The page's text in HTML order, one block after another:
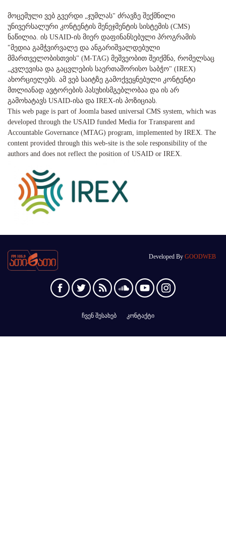
მოცემული ვებ გვერდი „ჯუმლას" ძრავზე შექმნილი
უნივერსალური კონტენტის მენეჯმენტის სისტემის (CMS)
ნაწილია. ის USAID-ის მიერ დაფინანსებული პროგრამის
"მედია გამჭვირვალე და ანგარიშვალდებული
მმართველობისთვის" (M-TAG) მეშვეობით შეიქმნა, რომელსაც
„კვლევისა და გაცვლების საერთაშორისო საბჭო" (IREX)
ახორციელებს. ამ ვებ საიტზე გამოქვეყნებული კონტენტი
მთლიანად ავტორების პასუხისმგებლობაა და ის არ
გამოხატავს USAID-ისა და IREX-ის პოზიციას.
This web page is part of Joomla based universal CMS system, which was
developed through the USAID funded Media for Transparent and
Accountable Governance (MTAG) program, implemented by IREX. The
content provided through this web-site is the sole responsibility of the
authors and does not reflect the position of USAID or IREX.
Developed By GOODWEB
ჩვენ შესახებ კონტაქტი